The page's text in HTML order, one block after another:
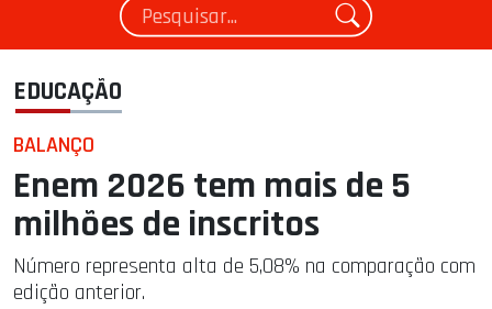
EDUCAÇÃO
BALANÇO
Enem 2026 tem mais de 5
milhões de inscritos
Número representa alta de 5,08% na comparação com
edição anterior.